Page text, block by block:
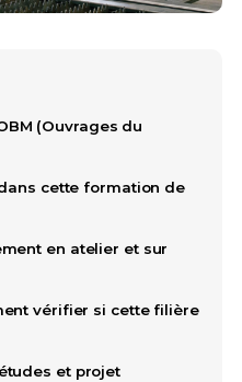
(Ouvrages du
cette formation de
en atelier et sur
vérifier si cette filière
et projet